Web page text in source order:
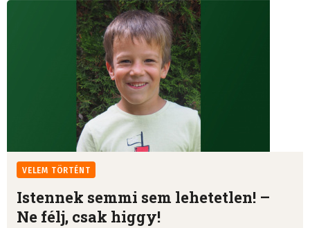
VELEM TÖRTÉNT
Istennek semmi sem lehetetlen! –
Ne félj, csak higgy!